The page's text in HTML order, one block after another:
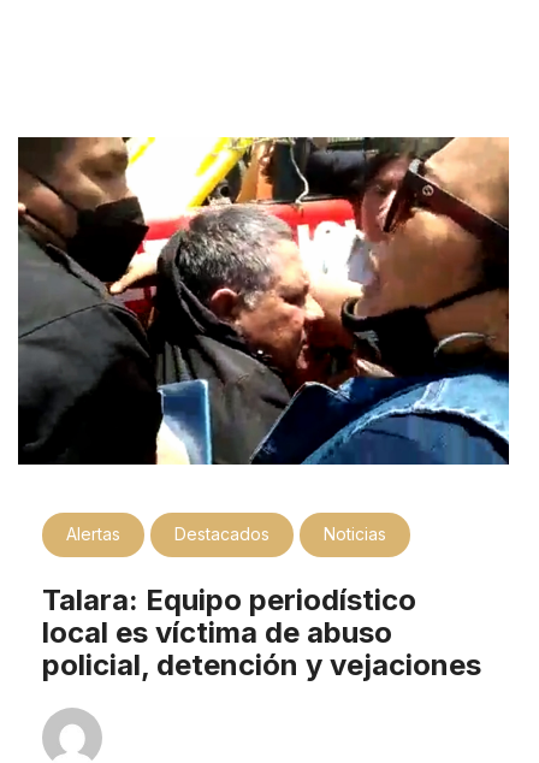
Alertas Destacados Noticias
Talara: Equipo periodístico
local es víctima de abuso
policial, detención y vejaciones